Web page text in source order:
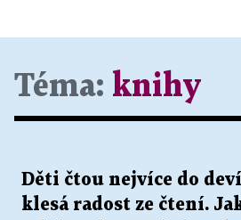
Téma: knihy
Děti čtou nejvíce do
klesá radost ze čtení.